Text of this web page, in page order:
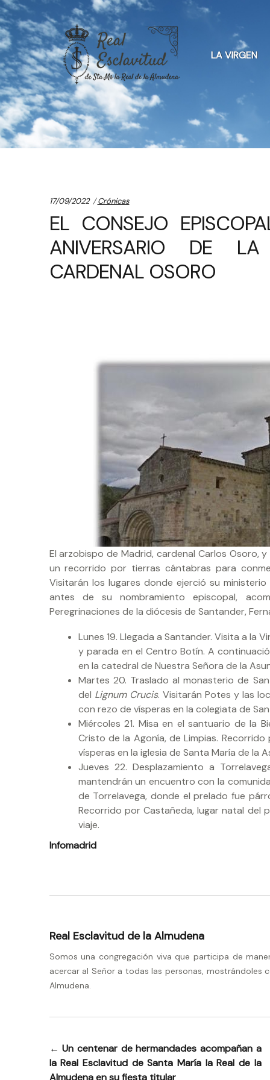
Skip
to
navigation
Skip
to
content
LA VIRGEN
17/09/2022 Categories:
Crónicas
EL CONSEJO
ANIVERSARIO DE
CARDENAL OSORO
El arzobispo de Madrid, cardenal Carlos Osoro,
un recorrido por tierras cántabras para
Visitarán los lugares donde ejerció su
antes de su nombramiento episcopal,
Peregrinaciones de la diócesis de Santander,
Lunes 19. Llegada a Santander. Visita a la
y parada en el Centro Botín. A
en la catedral de Nuestra Señora de la
Martes 20. Traslado al monasterio de
del Lignum Crucis. Visitarán Potes y las
con rezo de vísperas en la colegiata de
Miércoles 21. Misa en el santuario de la
Cristo de la Agonía, de Limpias.
vísperas en la iglesia de Santa María de la
Jueves 22. Desplazamiento a
mantendrán un encuentro con la
de Torrelavega, donde el prelado fue
Recorrido por Castañeda, lugar natal del
viaje.
Infomadrid
Real Esclavitud de la Almudena
Somos una congregación viva que participa de
acercar al Señor a todas las personas, mostrándoles
Almudena.
Navegación
de
← Un centenar de hermandades acompañan a
la Real Esclavitud de Santa María la Real de la
Almudena en su fiesta titular